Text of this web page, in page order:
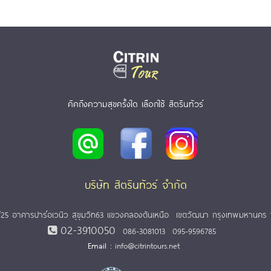
คิคถึงความสุขครั้งใด เลือกใช้ สิตรินทัวร์
บริษัท สิตรินทัวร์ จำกัด
อาคารปาร์อเวนิว สุขุมวิท63 แขวงคลองตันเหนือ เขตวัฒนา กรุงเทพมหานคร
02-3910050 086-3081013 095-9596785
Email : info@citrintours.net